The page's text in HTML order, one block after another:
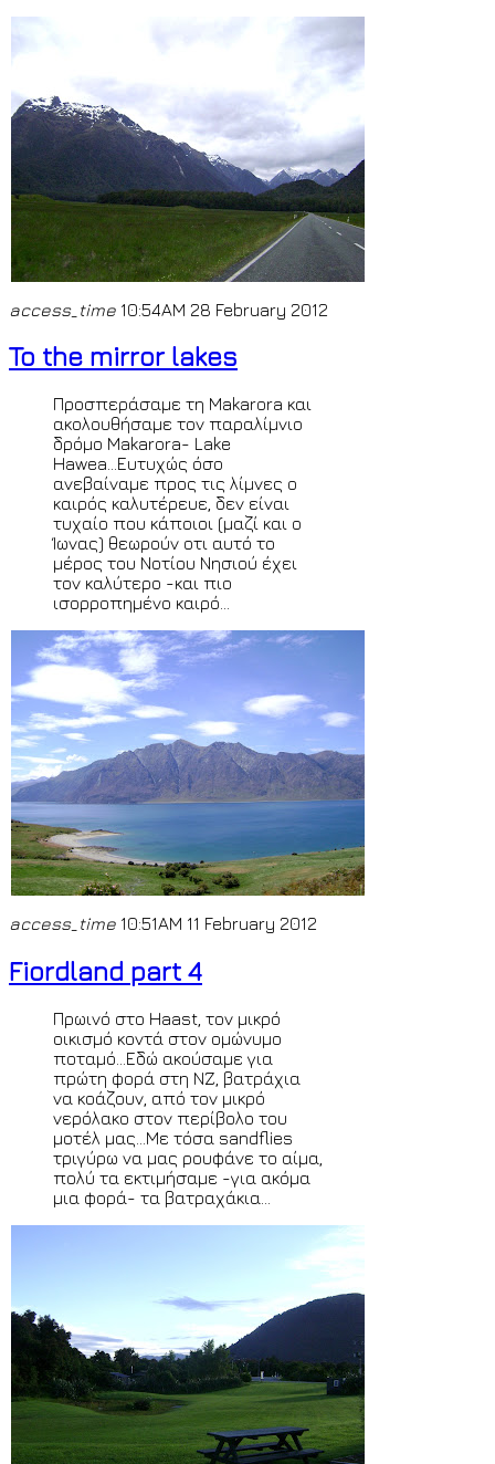
access_time 10:54AM 28 February 2012
To the mirror lakes
Προσπεράσαμε τη Makarora και
ακολουθήσαμε τον παραλίμνιο
δρόμο Makarora- Lake
Hawea...Ευτυχώς όσο
ανεβαίναμε προς τις λίμνες ο
καιρός καλυτέρευε, δεν είναι
τυχαίο που κάποιοι (μαζί και ο
Ίωνας) θεωρούν οτι αυτό το
μέρος του Νοτίου Νησιού έχει
τον καλύτερο -και πιο
ισορροπημένο καιρό...
access_time 10:51AM 11 February 2012
Fiordland part 4
Πρωινό στο Haast, τον μικρό
οικισμό κοντά στον ομώνυμο
ποταμό...Εδώ ακούσαμε για
πρώτη φορά στη ΝΖ, βατράχια
να κοάζουν, από τον μικρό
νερόλακο στον περίβολο του
μοτέλ μας...Με τόσα sandflies
τριγύρω να μας ρουφάνε το αίμα,
πολύ τα εκτιμήσαμε -για ακόμα
μια φορά- τα βατραχάκια...